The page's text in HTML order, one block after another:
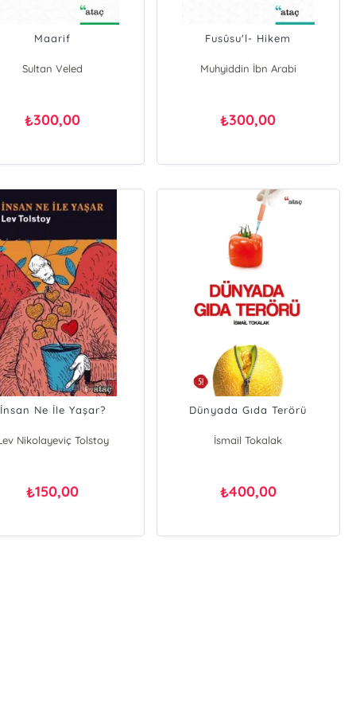
Maarif
Sultan Veled
₺300,00
Fusûsu'l- Hikem
Muhyiddin İbn Arabi
₺300,00
İnsan Ne İle Yaşar?
Nikolayeviç Tolstoy
₺150,00
Dünyada Gıda Terörü
İsmail Tokalak
₺400,00